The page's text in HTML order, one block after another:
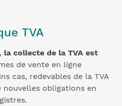
TVA
la collecte de la TVA est
de vente en ligne
cas, redevables de la TVA
obligations en